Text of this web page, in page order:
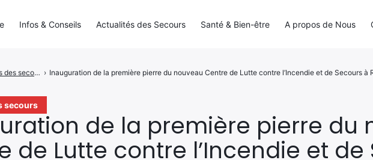
secours
de la première pierre du
de Lutte contre l’Incendie et de
Actualités des secours › Inauguration de la première pierre du nouveau Centre de Lutte contre l’Incendie et de Secours
Infos & Conseils Actualités des Secours Santé & Bien-être A propos de Nous